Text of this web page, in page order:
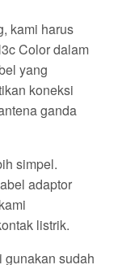
kami harus
Color dalam
yang
koneksi
ganda
simpel.
adaptor
listrik.
gunakan sudah